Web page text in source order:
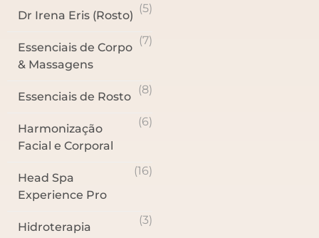
(5)
Dr Irena Eris (Rosto)
(7)
Essenciais de Corpo
& Massagens
(8)
Essenciais de Rosto
(6)
Harmonização
Facial e Corporal
(16)
Head Spa
Experience Pro
(3)
Hidroterapia